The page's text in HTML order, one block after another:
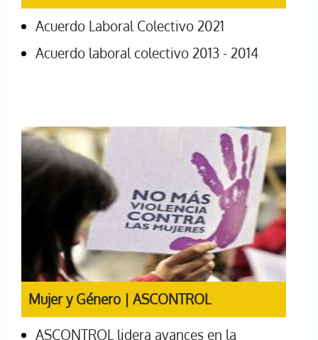
Acuerdo Laboral Colectivo 2021
Acuerdo laboral colectivo 2013 - 2014
Mujer y Género | ASCONTROL
ASCONTROL lidera avances en la